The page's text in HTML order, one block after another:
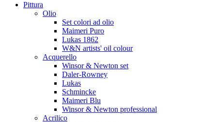
Pittura
Olio
Set colori ad olio
Maimeri Puro
Lukas 1862
W&N artists' oil colour
Acquerello
Winsor & Newton set
Daler-Rowney
Lukas
Schmincke
Maimeri Blu
Winsor & Newton professional
Acrilico